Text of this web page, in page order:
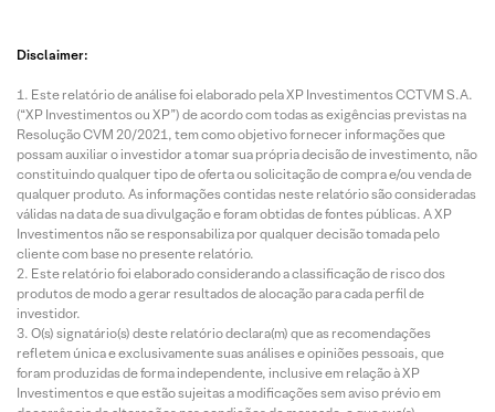
Disclaimer:
Este relatório de análise foi elaborado pela XP Investimentos CCTVM S.A.
(“XP Investimentos ou XP”) de acordo com todas as exigências previstas na
Resolução CVM 20/2021, tem como objetivo fornecer informações que
possam auxiliar o investidor a tomar sua própria decisão de investimento, não
constituindo qualquer tipo de oferta ou solicitação de compra e/ou venda de
qualquer produto. As informações contidas neste relatório são consideradas
válidas na data de sua divulgação e foram obtidas de fontes públicas. A XP
Investimentos não se responsabiliza por qualquer decisão tomada pelo
cliente com base no presente relatório.
Este relatório foi elaborado considerando a classificação de risco dos
produtos de modo a gerar resultados de alocação para cada perfil de
investidor.
O(s) signatário(s) deste relatório declara(m) que as recomendações
refletem única e exclusivamente suas análises e opiniões pessoais, que
foram produzidas de forma independente, inclusive em relação à XP
Investimentos e que estão sujeitas a modificações sem aviso prévio em